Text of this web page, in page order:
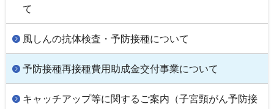
て
風しんの抗体検査・予防接種について
予防接種再接種費用助成金交付事業について
キャッチアップ等に関するご案内（子宮頸がん予防接